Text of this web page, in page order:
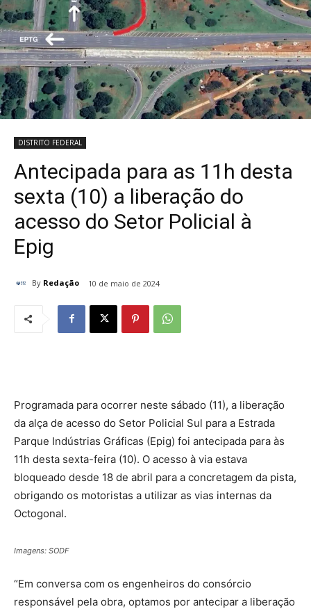
DISTRITO FEDERAL
Antecipada para as 11h desta
sexta (10) a liberação do
acesso do Setor Policial à
Epig
By Redação 10 de maio de 2024
Programada para ocorrer neste sábado (11), a liberação
da alça de acesso do Setor Policial Sul para a Estrada
Parque Indústrias Gráficas (Epig) foi antecipada para às
11h desta sexta-feira (10). O acesso à via estava
bloqueado desde 18 de abril para a concretagem da pista,
obrigando os motoristas a utilizar as vias internas da
Octogonal.
Imagens: SODF
“Em conversa com os engenheiros do consórcio
responsável pela obra, optamos por antecipar a liberação